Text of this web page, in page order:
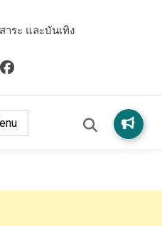
ระ และบันเทิง